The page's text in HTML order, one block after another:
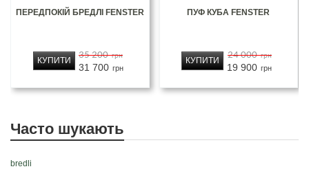
ПЕРЕДПОКІЙ БРЕДЛІ FENSTER
35 200 грн
31 700 грн
КУПИТИ
ПУФ КУБА FENSTER
24 000 грн
19 900 грн
КУПИТИ
Часто шукають
bredli